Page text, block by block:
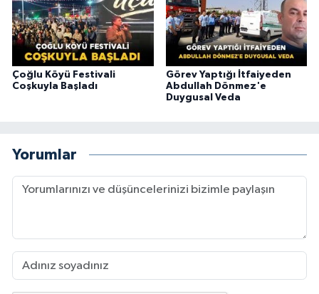
Çoğlu Köyü Festivali
Coşkuyla Başladı
Görev Yaptığı İtfaiyeden
Abdullah Dönmez'e
Duygusal Veda
Yorumlar